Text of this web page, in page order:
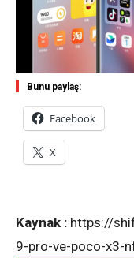
Bunu paylaş:
Facebook
X
Kaynak : https://
9-pro-ve-poco-x3-